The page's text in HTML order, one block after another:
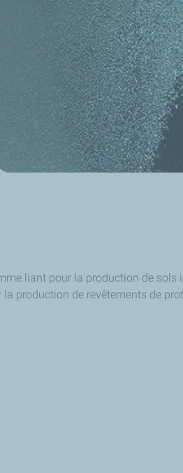
liant pour la production de sols
production de revêtements de